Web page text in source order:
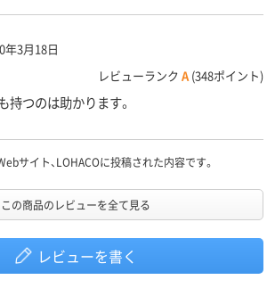
年3月18日
レビューランク A (348ポイント)
持つのは助かります。
サイト、LOHACOに投稿された内容です。
この商品のレビューを全て見る
レビューを書く